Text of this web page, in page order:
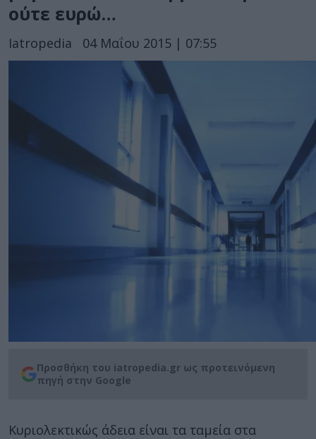
ούτε ευρώ…
Iatropedia 04 Μαΐου 2015 | 07:55
Προσθήκη του iatropedia.gr ως προτεινόμενη
πηγή στην Google
Κυριολεκτικώς άδεια είναι τα ταμεία στα